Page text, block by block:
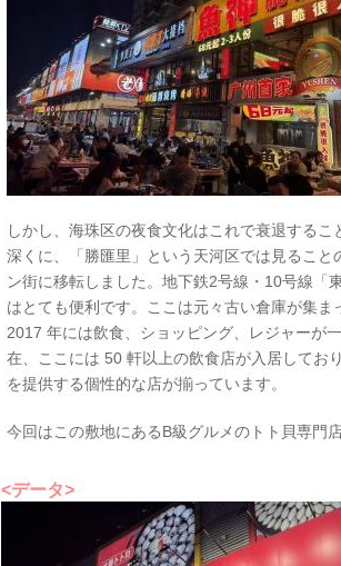
しかし、海珠区の夜食文化はこれで衰退する
深くに、「勝匯里」という天河区では見るこ
ン街に移転しました。地下鉄2号線・10号線「
はとても便利です。ここは元々古い倉庫が集ま
2017 年には飲食、ショッピング、レジャーが
在、ここには 50 軒以上の飲食店が入居してお
を提供する個性的な店が揃っています。
今回はこの敷地にあるB級グルメのトト貝専門
<データ>